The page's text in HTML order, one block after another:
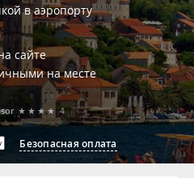
в аэропорту
сайте
на месте
Безопасная оплата
★★★★ 4